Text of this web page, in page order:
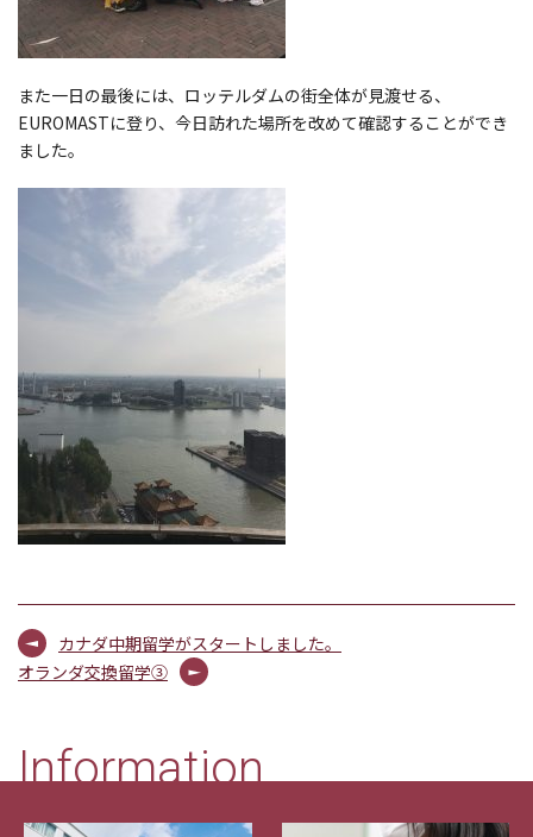
また一日の最後には、ロッテルダムの街全体が見渡せる、
EUROMASTに登り、今日訪れた場所を改めて確認することができ
ました。
カナダ中期留学がスタートしました。
オランダ交換留学③
Information